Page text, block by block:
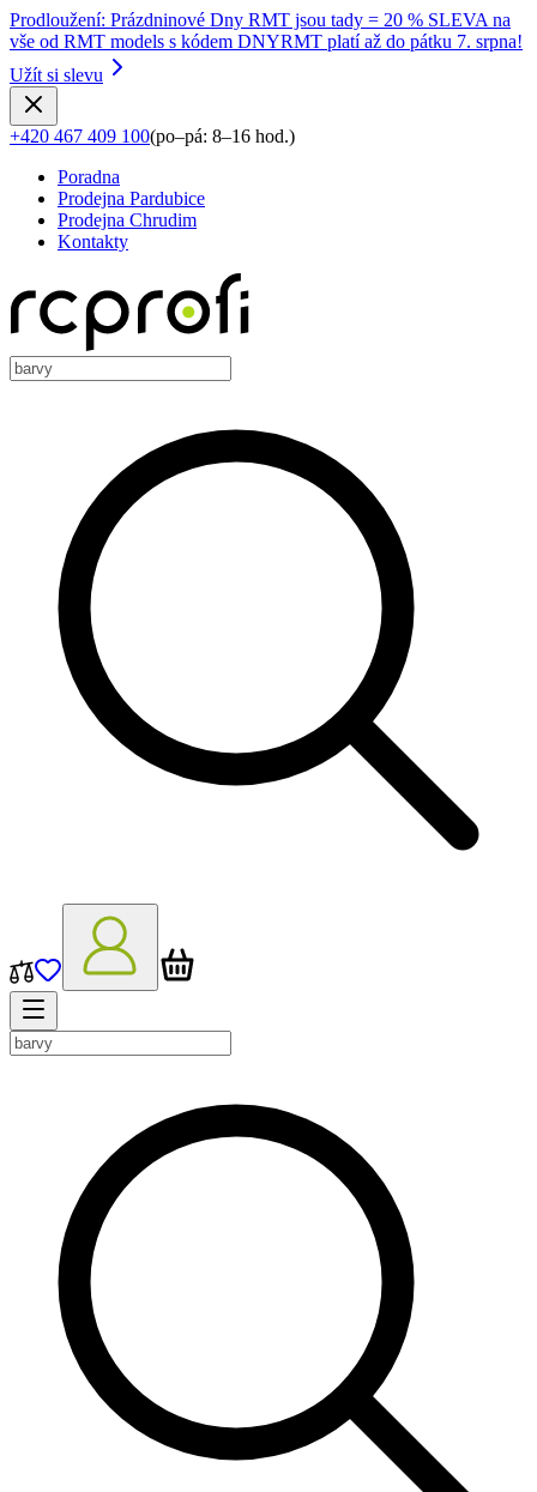
Prodloužení: Prázdninové Dny RMT jsou tady = 20 % SLEVA na
vše od RMT models s kódem DNYRMT platí až do pátku 7. srpna!
Užít si slevu
+420 467 409 100(po–pá: 8–16 hod.)
Poradna
Prodejna Pardubice
Prodejna Chrudim
Kontakty